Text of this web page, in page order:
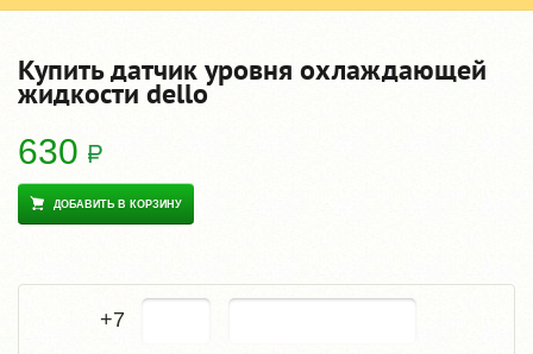
Купить датчик уровня охлаждающей
жидкости dello
630
ДОБАВИТЬ В КОРЗИНУ
+7